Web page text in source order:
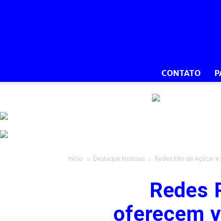
CONTATO
Início Destaque Notícias Redes Pão de Açúcar
Redes
oferecem